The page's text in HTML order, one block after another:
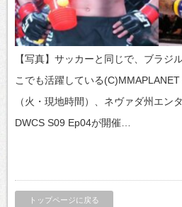
【写真】サッカーと同じで、ブラジ
こでも活躍している
（火・現地時間）、ネヴァダ州エン
DWCS S09 Ep04が開催…
トップページに戻る